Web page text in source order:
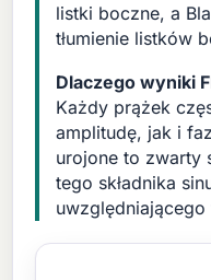
listki boczne, a
tłumienie listków
Dlaczego wyniki
Każdy prążek
amplitudę, jak i
urojone to zwarty
tego składnika
uwzględniającego